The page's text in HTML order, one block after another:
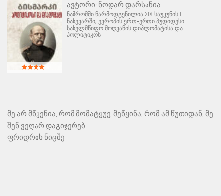
ავტორი: ნოდარ დარსანია
ნაშრომში წარმოდგენილია XIX საუკუნის II
ნახევარში, ევროპის ერთ-ერთი პუდიდესი
სახელმწიფო მოღვაწის დიპლომატისა და
პოლიტიკოს
მე არ მწყენია, რომ მომატყუე, მეწყინა, რომ ამ წუთიდან, მე
შენ ვეღარ დაგიჯერებ.
ფრიდრიხ ნიცშე